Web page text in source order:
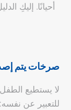
أحيانًا. إليكِ
صرخات يتم
لا يستطيع
للتعبير عن